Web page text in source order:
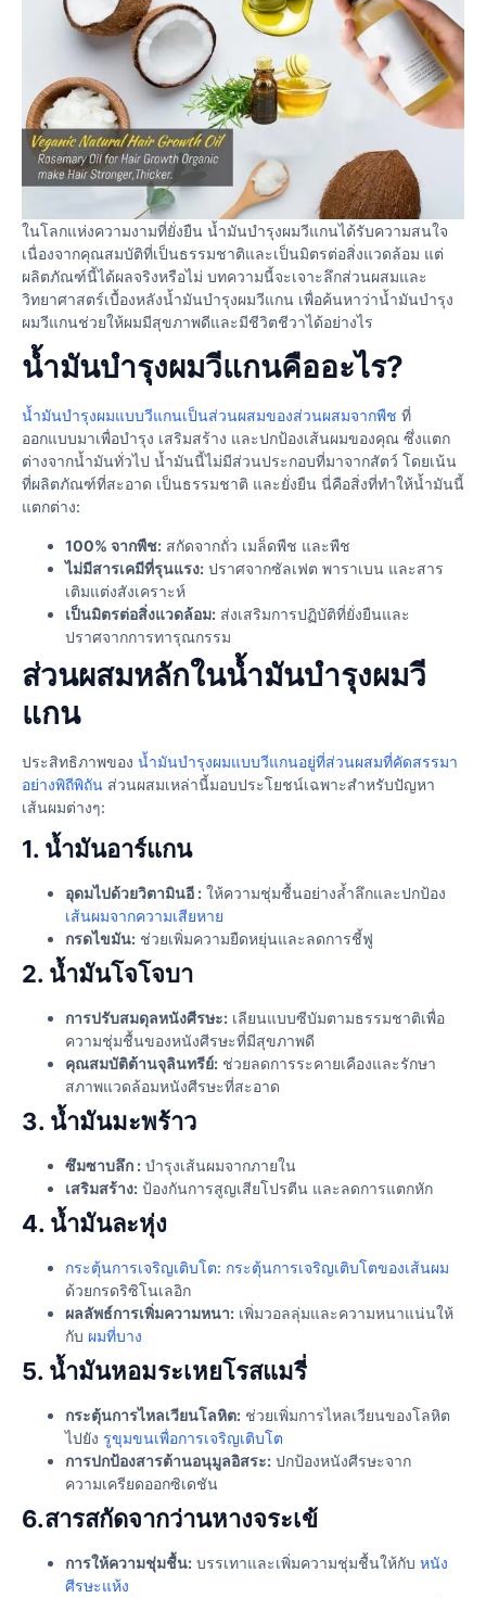
ในโลกแห่งความงามที่ยั่งยืน น้ำมันบำรุงผมวีแกนได้รับความสนใจ
เนื่องจากคุณสมบัติที่เป็นธรรมชาติและเป็นมิตรต่อสิ่งแวดล้อม แต่
ผลิตภัณฑ์นี้ได้ผลจริงหรือไม่ บทความนี้จะเจาะลึกส่วนผสมและ
วิทยาศาสตร์เบื้องหลังน้ำมันบำรุงผมวีแกน เพื่อค้นหาว่าน้ำมันบำรุง
ผมวีแกนช่วยให้ผมมีสุขภาพดีและมีชีวิตชีวาได้อย่างไร
น้ำมันบำรุงผมวีแกนคืออะไร?
น้ำมันบำรุงผมแบบวีแกนเป็นส่วนผสมของส่วนผสมจากพืช ที่
ออกแบบมาเพื่อบำรุง เสริมสร้าง และปกป้องเส้นผมของคุณ ซึ่งแตก
ต่างจากน้ำมันทั่วไป น้ำมันนี้ไม่มีส่วนประกอบที่มาจากสัตว์ โดยเน้น
ที่ผลิตภัณฑ์ที่สะอาด เป็นธรรมชาติ และยั่งยืน นี่คือสิ่งที่ทำให้น้ำมันนี้
แตกต่าง:
100% จากพืช: สกัดจากถั่ว เมล็ดพืช และพืช
ไม่มีสารเคมีที่รุนแรง: ปราศจากซัลเฟต พาราเบน และสาร
เติมแต่งสังเคราะห์
เป็นมิตรต่อสิ่งแวดล้อม: ส่งเสริมการปฏิบัติที่ยั่งยืนและ
ปราศจากการทารุณกรรม
ส่วนผสมหลักในน้ำมันบำรุงผมวี
แกน
ประสิทธิภาพของ น้ำมันบำรุงผมแบบวีแกนอยู่ที่ส่วนผสมที่คัดสรรมา
อย่างพิถีพิถัน ส่วนผสมเหล่านี้มอบประโยชน์เฉพาะสำหรับปัญหา
เส้นผมต่างๆ:
1. น้ำมันอาร์แกน
อุดมไปด้วยวิตามินอี : ให้ความชุ่มชื้นอย่างล้ำลึกและปกป้อง
เส้นผมจากความเสียหาย
กรดไขมัน: ช่วยเพิ่มความยืดหยุ่นและลดการชี้ฟู
2. น้ำมันโจโจบา
การปรับสมดุลหนังศีรษะ: เลียนแบบซีบัมตามธรรมชาติเพื่อ
ความชุ่มชื้นของหนังศีรษะที่มีสุขภาพดี
คุณสมบัติต้านจุลินทรีย์: ช่วยลดการระคายเคืองและรักษา
สภาพแวดล้อมหนังศีรษะที่สะอาด
3. น้ำมันมะพร้าว
ซึมซาบลึก : บำรุงเส้นผมจากภายใน
เสริมสร้าง: ป้องกันการสูญเสียโปรตีน และลดการแตกหัก
4. น้ำมันละหุ่ง
กระตุ้นการเจริญเติบโต: กระตุ้นการเจริญเติบโตของเส้นผม
ด้วยกรดริซิโนเลอิก
ผลลัพธ์การเพิ่มความหนา: เพิ่มวอลลุ่มและความหนาแน่นให้
กับ ผมที่บาง
5. น้ำมันหอมระเหยโรสแมรี่
กระตุ้นการไหลเวียนโลหิต: ช่วยเพิ่มการไหลเวียนของโลหิต
ไปยัง รูขุมขนเพื่อการเจริญเติบโต
การปกป้องสารต้านอนุมูลอิสระ: ปกป้องหนังศีรษะจาก
ความเครียดออกซิเดชัน
6.สารสกัดจากว่านหางจระเข้
การให้ความชุ่มชื้น: บรรเทาและเพิ่มความชุ่มชื้นให้กับ หนัง
ศีรษะแห้ง